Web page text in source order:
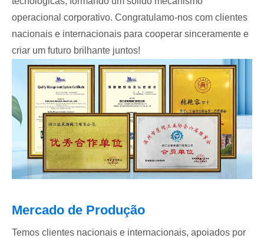
operacional corporativo. Congratulamo-nos com clientes
nacionais e internacionais para cooperar sinceramente e
criar um futuro brilhante juntos!
Mercado de Produção
Temos clientes nacionais e internacionais, apoiados por